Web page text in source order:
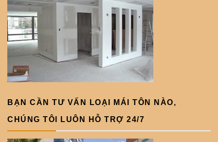
BẠN CẦN TƯ VẤN LOẠI MÁI TÔN NÀO,
CHÚNG TÔI LUÔN HỖ TRỢ 24/7